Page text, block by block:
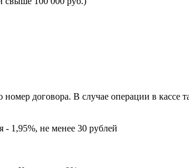
договора. В случае операции в кассе
- 1,95%, не менее 30 рублей